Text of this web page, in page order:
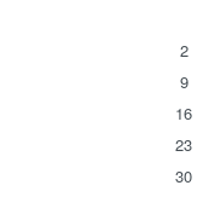
2
9
16
23
30